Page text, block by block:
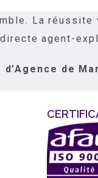
La
agent-
d’Agence de